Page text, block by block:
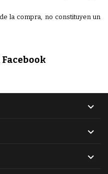
la compra, no constituyen un


